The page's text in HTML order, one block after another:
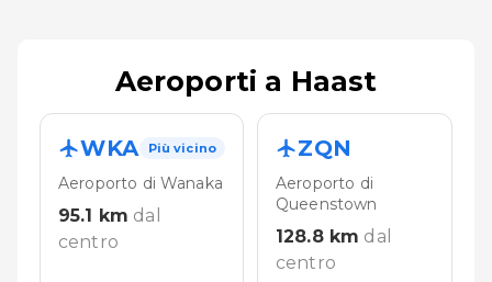
Aeroporti a Haast
WKA Più vicino
Aeroporto di Wanaka
95.1 km dal
centro
ZQN
Aeroporto di
Queenstown
128.8km dal
centro